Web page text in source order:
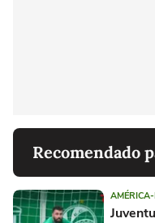
Recomendado